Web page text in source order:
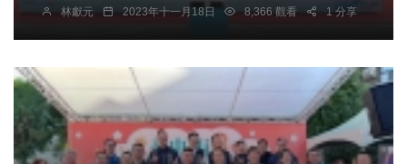
林獻元 2023年十一月18日 8,366 觀看 1 分享